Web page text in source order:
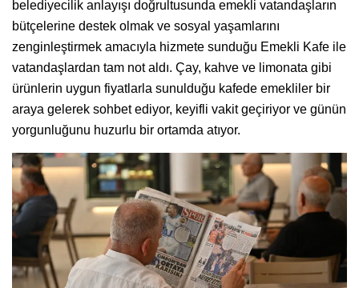
belediyecilik anlayışı doğrultusunda emekli vatandaşların
bütçelerine destek olmak ve sosyal yaşamlarını
zenginleştirmek amacıyla hizmete sunduğu Emekli Kafe ile
vatandaşlardan tam not aldı. Çay, kahve ve limonata gibi
ürünlerin uygun fiyatlarla sunulduğu kafede emekliler bir
araya gelerek sohbet ediyor, keyifli vakit geçiriyor ve günün
yorgunluğunu huzurlu bir ortamda atıyor.